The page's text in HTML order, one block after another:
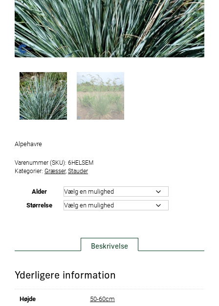
Alpehavre
Varenummer (SKU): 6HELSEM
Kategorier: Græsser, Stauder
Alder
Størrelse
Beskrivelse
Yderligere information
Højde 50-60cm